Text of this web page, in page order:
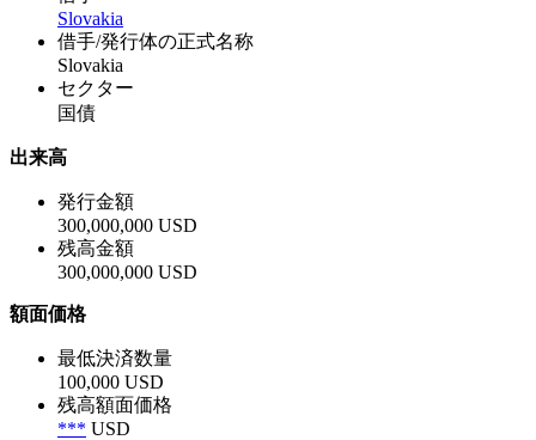
Slovakia
借手/発行体の正式名称
Slovakia
セクター
国債
出来高
発行金額
300,000,000 USD
残高金額
300,000,000 USD
額面価格
最低決済数量
100,000 USD
残高額面価格
*** USD